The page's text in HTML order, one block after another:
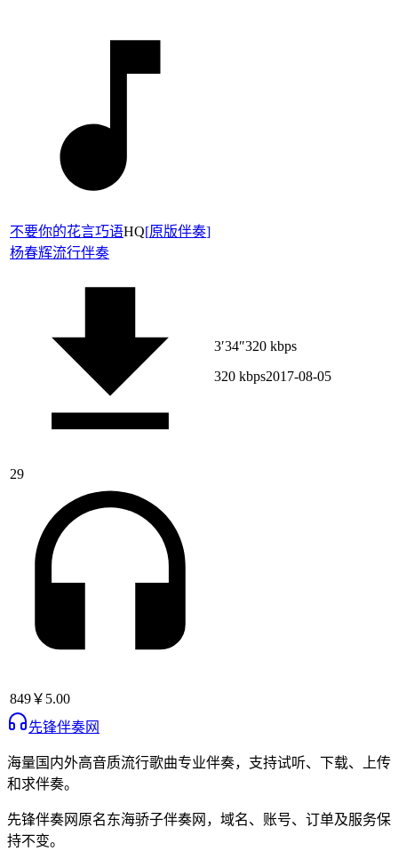
不要你的花言巧语HQ[原版伴奏]
杨春辉流行伴奏
29
849￥5.00
3′34″320 kbps
320 kbps2017-08-05
先锋伴奏网
海量国内外高音质流行歌曲专业伴奏，支持试听、下载、上传
和求伴奏。
先锋伴奏网 原名东海骄子伴奏网 ，域名、账号、订单及服务保
持不变。